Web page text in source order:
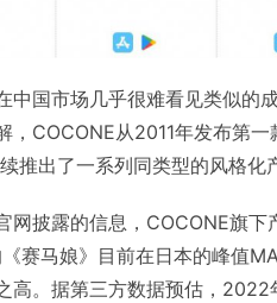
中国市场几乎很难看见类似的
，COCONE从2011年发布第
推出了一系列同类型的风格化
网披露的信息，COCONE旗
赛马娘》目前在日本的峰值
高。据第三方数据预估，